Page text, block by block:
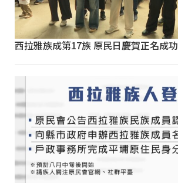
西拉雅族成第17族 原民日慶賀正名成功